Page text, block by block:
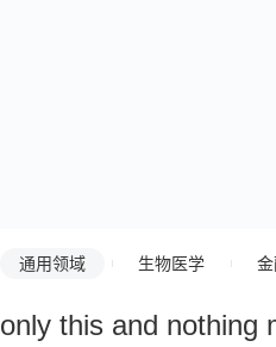
通用领域 生物医学
only this and nothing